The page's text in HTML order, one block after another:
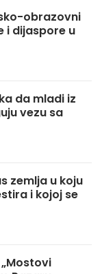
obrazovni
i dijaspore u
da mladi iz
vezu sa
zemlja u koju
i kojoj se